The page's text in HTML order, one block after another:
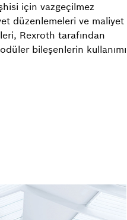
için vazgeçilmez
düzenlemeleri ve maliyet
Rexroth tarafından
bileşenlerin kullanımı